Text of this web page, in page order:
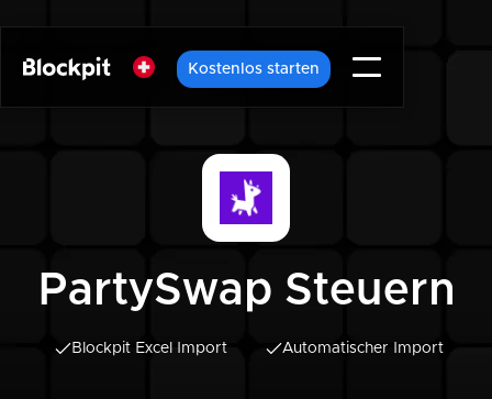
Kostenlos starten
PartySwap Steuern
Blockpit Excel Import Automatischer Import